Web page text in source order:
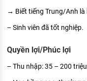
→ Biết tiếng Trung/Anh
– Sinh viên đã tốt nghiệp.
Quyền lợi/Phúc lợi
– Thu nhập: 35 – 200